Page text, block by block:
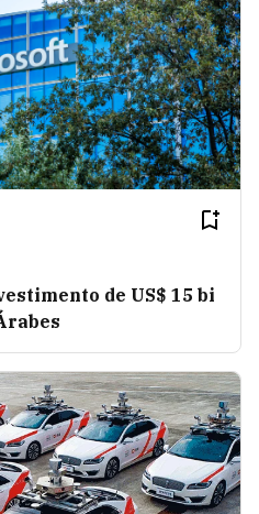
de US$ 15 bi